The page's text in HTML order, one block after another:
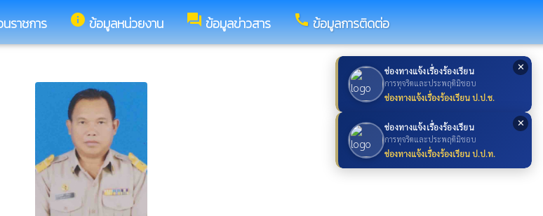
✕
ช่องทางแจ้งเรื่องร้องเรียน
การทุจริตและประพฤติมิชอบ
ช่องทางแจ้งเรื่องร้องเรียน ป.ป.ช.
✕
ช่องทางแจ้งเรื่องร้องเรียน
การทุจริตและประพฤติมิชอบ
ช่องทางแจ้งเรื่องร้องเรียน ป.ป.ท.
ราชการ infoข้อมูลหน่วยงาน forumข้อมูลข่าวสาร callข้อมูลการติดต่อ